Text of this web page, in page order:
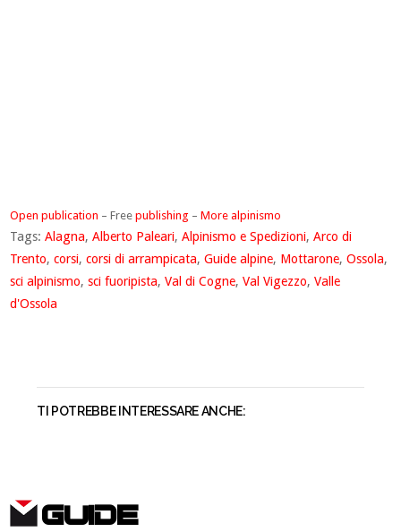
Open publication – Freepublishing –More alpinismo
Tags:Alagna,Alberto Paleari,Alpinismo e Spedizioni,Arco di
Trento,corsi,corsi di arrampicata,Guide alpine, Mottarone,Ossola,
sci alpinismo,sci fuoripista,Val di Cogne,Val Vigezzo,Valle
d'Ossola
TI POTREBBE INTERESSARE ANCHE:
GUIDE